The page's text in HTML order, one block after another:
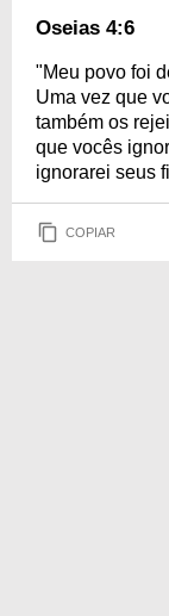
Oseias 4:6
"Meu povo foi
Uma vez que
também os
que vocês
ignorarei seus
COPIAR